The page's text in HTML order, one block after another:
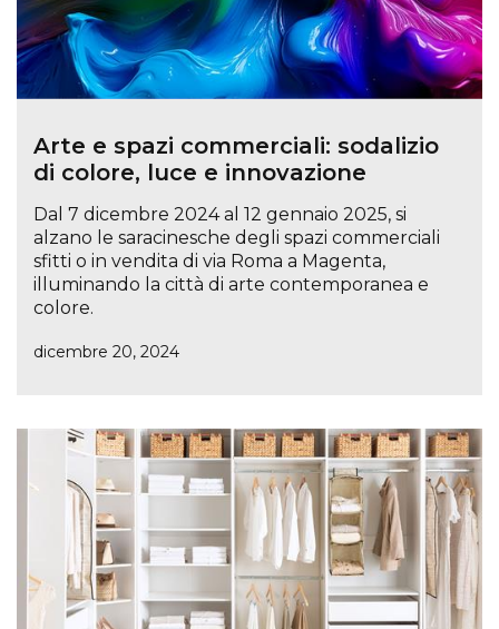
Arte e spazi commerciali: sodalizio
di colore, luce e innovazione
Dal 7 dicembre 2024 al 12 gennaio 2025, si
alzano le saracinesche degli spazi commerciali
sfitti o in vendita di via Roma a Magenta,
illuminando la città di arte contemporanea e
colore.
dicembre 20, 2024